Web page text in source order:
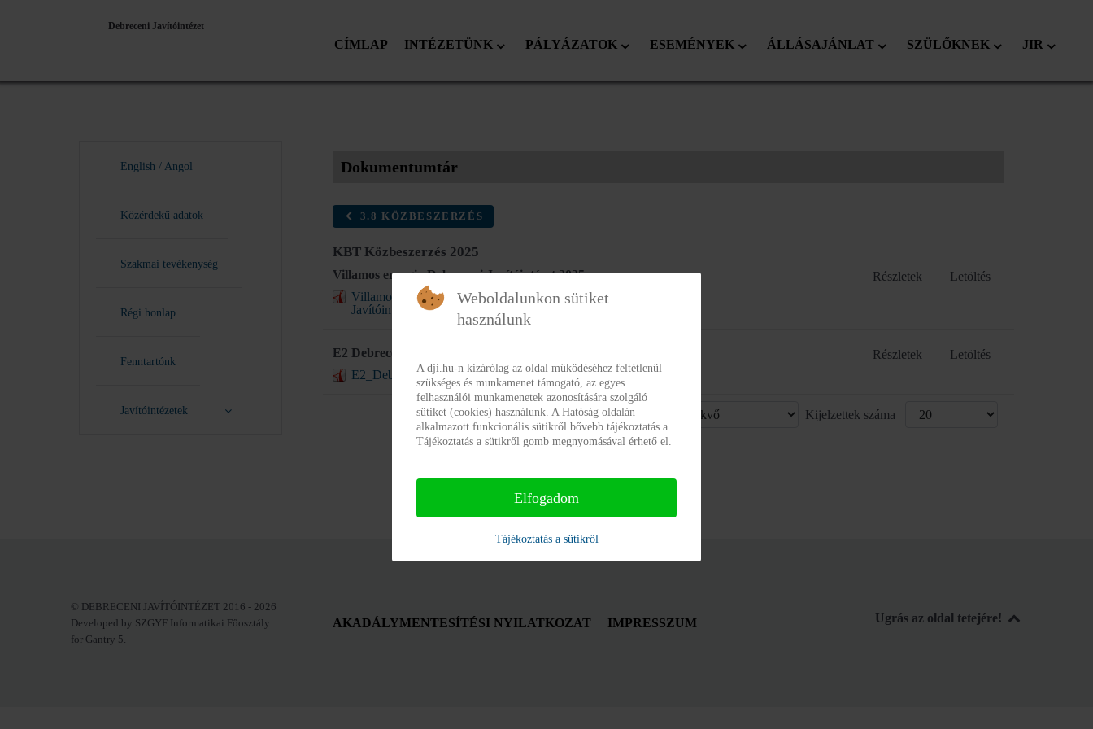
Debreceni Javítóintézet
CÍMLAP INTÉZETÜNK PÁLYÁZATOK ESEMÉNYEK ÁLLÁSAJÁNLAT SZÜLŐKNEK JIR
English / Angol
Közérdekű adatok
Szakmai tevékenység
Régi honlap
Fenntartónk
Javítóintézetek
Dokumentumtár
3.8 KÖZBESZERZÉS
KBT Közbeszerzés 2025
Villamos energia Debreceni Javítóintézet 2025
Villamosenergia szerződés a 2025. évre_Debreceni
Javítóintézet.pdf
Letöltés
Részletek
E2 Debreceni Javítóintézet Földgáz szerződés 2025 2026
E2_Debreceni_Javítóintéze_Foldgaz_szerzodes_2025_2026.pdf
Letöltés
Részletek
Ordering Kijelzettek száma
© DEBRECENI JAVÍTÓINTÉZET 2016 - 2026
Developed by SZGYF Informatikai Főosztály
for Gantry 5.
AKADÁLYMENTESÍTÉSI NYILATKOZAT IMPRESSZUM Ugrás az oldal tetejére!
Weboldalunkon sütiket
használunk
A dji.hu-n kizárólag az oldal működéséhez feltétlenül
szükséges és munkamenet támogató, az egyes
felhasználói munkamenetek azonosítására szolgáló
sütiket (cookies) használunk. A Hatóság oldalán
alkalmazott funkcionális sütikről bővebb tájékoztatás a
Tájékoztatás a sütikről gomb megnyomásával érhető el.
Elfogadom
Tájékoztatás a sütikről